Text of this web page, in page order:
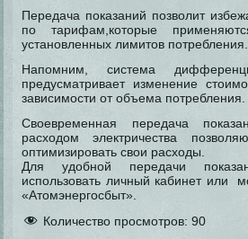
Передача показаний позволит
по тарифам,которые
установленных лимитов потребления.
Напомним, система
предусматривает изменение
зависимости от объема потребления.
Своевременная передача
расходом электричества
оптимизировать свои расходы.
Для удобной передачи
использовать личный кабинет или
«Атомэнергосбыт».
Количество просмотров: 90